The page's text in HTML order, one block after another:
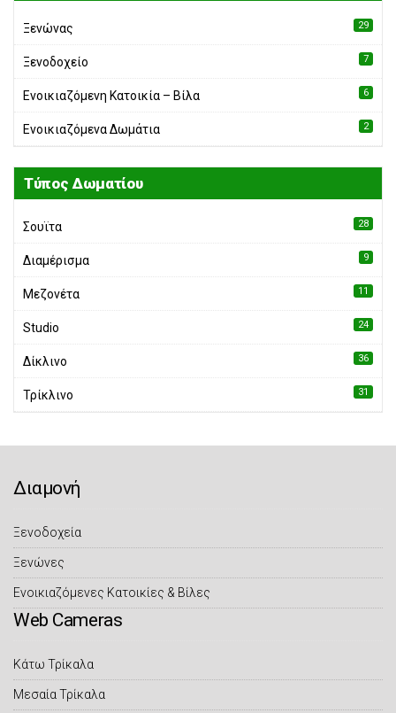
Ξενώνας 29
Ξενοδοχείο 7
Ενοικιαζόμενη Κατοικία – Bίλα 6
Ενοικιαζόμενα Δωμάτια 2
Τύπος Δωματίου
Σουϊτα 28
Διαμέρισμα 9
Μεζονέτα 11
Studio 24
Δίκλινο 36
Τρίκλινο 31
Διαμονή
Ξενοδοχεία
Ξενώνες
Eνοικιαζόμενες Κατοικίες & Βίλες
Web Cameras
Κάτω Τρίκαλα
Μεσαία Τρίκαλα